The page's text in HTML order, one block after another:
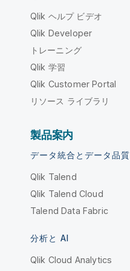
Qlik ヘルプ ビデオ
Qlik Developer
トレーニング
Qlik 学習
Qlik Customer Portal
リソース ライブラリ
製品案内
データ統合とデータ品質
Qlik Talend
Qlik Talend Cloud
Talend Data Fabric
分析と AI
Qlik Cloud Analytics